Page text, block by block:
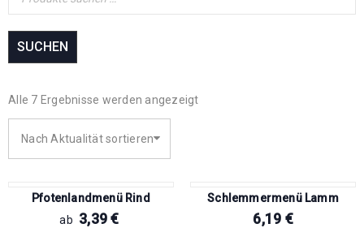
SUCHEN
Alle 7 Ergebnisse werden angezeigt
Nach Aktualität sortieren
Pfotenlandmenü Rind
ab 3,39€
Schlemmermenü Lamm
6,19 €